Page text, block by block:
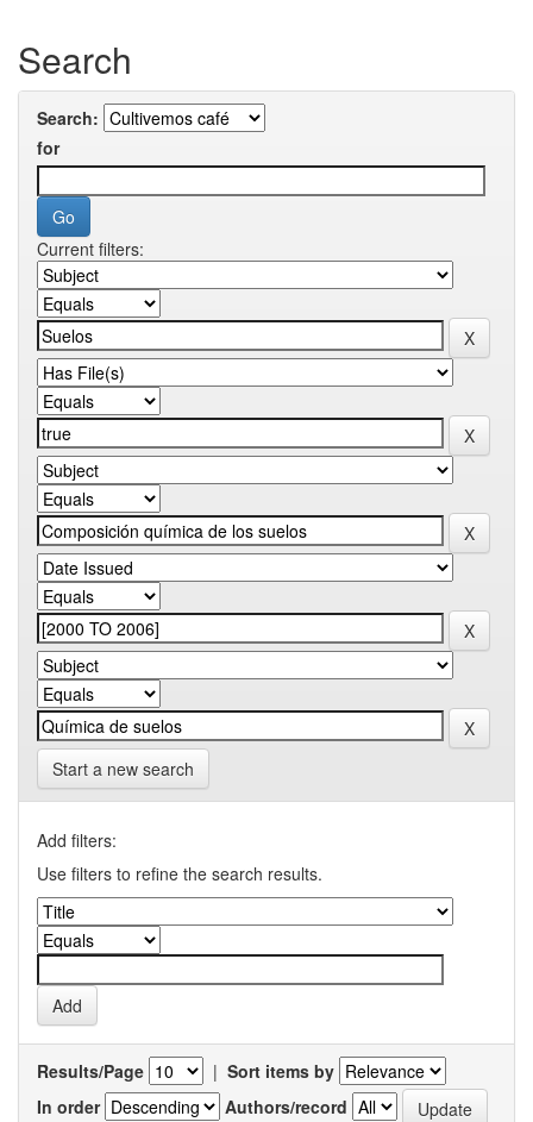
Search
Search:
for
Current filters:
Start a new search
Add filters:
Use filters to refine the search results.
Results/Page | Sort items by
In order
Authors/record